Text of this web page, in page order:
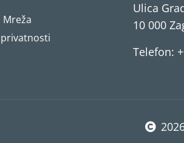
Mreža
Ulica
10 000
Telefon: